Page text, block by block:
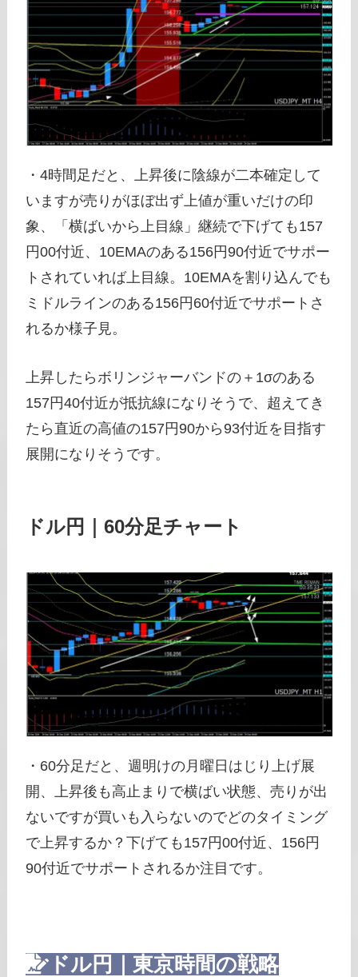
・4時間足だと、上昇後に陰線が二本確定して
いますが売りがほぼ出ず上値が重いだけの印
象、「横ばいから上目線」継続で下げても157
円00付近、10EMAのある156円90付近でサポー
トされていれば上目線。10EMAを割り込んでも
ミドルラインのある156円60付近でサポートさ
れるか様子見。
上昇したらボリンジャーバンドの＋1σのある
157円40付近が抵抗線になりそうで、超えてき
たら直近の高値の157円90から93付近を目指す
展開になりそうです。
ドル円｜60分足チャート
・60分足だと、週明けの月曜日はじり上げ展
開、上昇後も高止まりで横ばい状態、売りが出
ないですが買いも入らないのでどのタイミング
で上昇するか？下げても157円00付近、156円
90付近でサポートされるか注目です。
ドル円｜東京時間の戦略